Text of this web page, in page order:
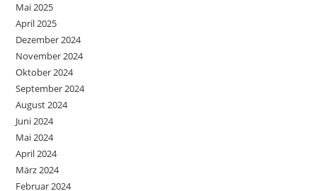
Mai 2025
April 2025
Dezember 2024
November 2024
Oktober 2024
September 2024
August 2024
Juni 2024
Mai 2024
April 2024
März 2024
Februar 2024